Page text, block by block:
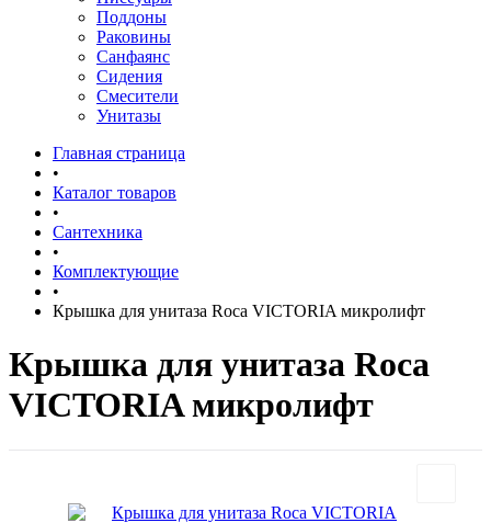
Поддоны
Раковины
Санфаянс
Сидения
Смесители
Унитазы
Главная страница
•
Каталог товаров
•
Сантехника
•
Комплектующие
•
Крышка для унитаза Roca VICTORIA микролифт
Крышка для унитаза Roca
VICTORIA микролифт